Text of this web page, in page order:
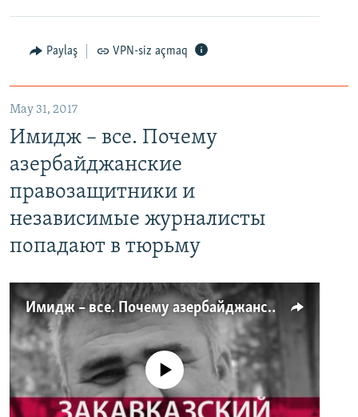
Paylaş VPN-siz açmaq
May 31, 2017
Имидж – все. Почему
азербайджанские
правозащитники и
независимые журналисты
попадают в тюрьму
Имидж – все. Почему азербайджанские правозащитники и независимые журналисты попадают в тюрьму
No media source currently available